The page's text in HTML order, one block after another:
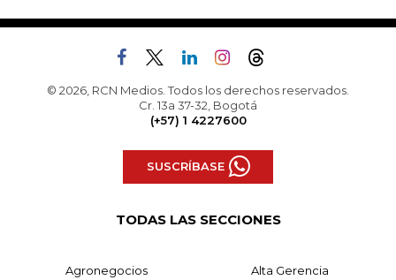
© 2026, RCN Medios. Todos los derechos reservados.
Cr. 13a 37-32, Bogotá
(+57) 1 4227600
SUSCRÍBASE
TODAS LAS SECCIONES
Agronegocios Alta Gerencia